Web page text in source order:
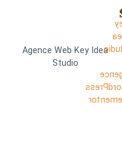
Agence Web Key Idea
Studio